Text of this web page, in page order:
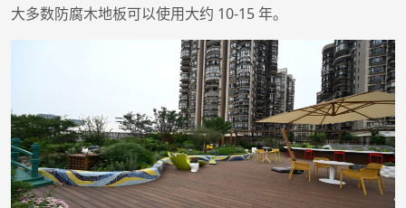
大多数防腐木地板可以使用大约 10-15 年。